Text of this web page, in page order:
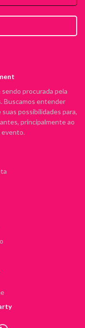
procurada pela
Buscamos entender
possibilidades para,
principalmente ao
evento.